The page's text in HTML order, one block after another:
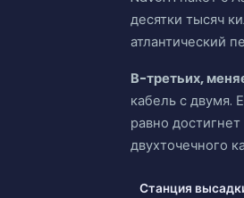
десятки тысяч
атлантический
В-третьих,
кабель с двумя.
равно
двухточечного
Станция